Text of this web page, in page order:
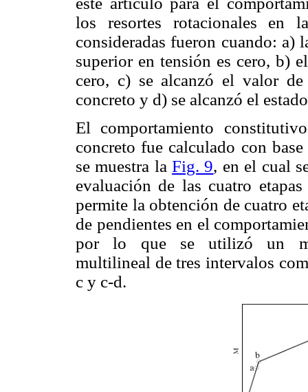
los resortes rotacionales en
consideradas fueron cuando: a)
superior en tensión es cero, b)
cero, c) se alcanzó el valor
concreto y d) se alcanzó el
El comportamiento
concreto fue calculado con
se muestra laFig. 9, en el cual
evaluación de las cuatro
permite la obtención de cuatro
de pendientes en el
por lo que se utilizó un
multilineal de tres intervalos
c y c-d.